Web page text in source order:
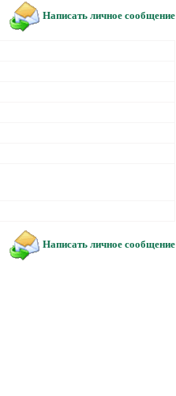
Написать личное сообщение
Написать личное сообщение